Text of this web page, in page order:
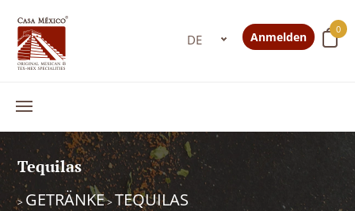
0
Anmelden
Tequilas
> GETRÄNKE>TEQUILAS